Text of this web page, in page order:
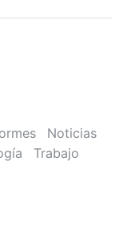
Noticias
Trabajo